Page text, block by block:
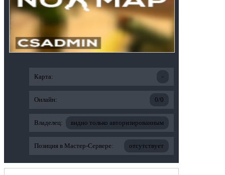
Карта: -
Онлайн: 0/0
Владелец: видно только авторизированным
Позиция в Мастер-Сервере: отсутствует